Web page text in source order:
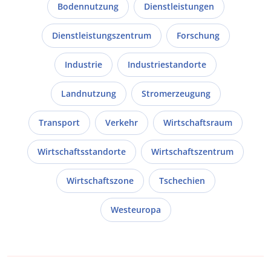
Bodennutzung Dienstleistungen
Dienstleistungszentrum Forschung
Industrie Industriestandorte
Landnutzung Stromerzeugung
Transport Verkehr Wirtschaftsraum
Wirtschaftsstandorte Wirtschaftszentrum
Wirtschaftszone Tschechien
Westeuropa